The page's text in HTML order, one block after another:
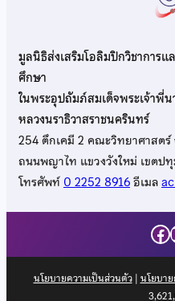
มูลนิธิส่งเสริมโอลิมปิกวิชาการ
ศึกษา
ในพระอุปถัมภ์สมเด็จพระเจ้าพี่
หลวงนราธิวาสราชนครินทร์
254 ตึกเคมี 2 คณะวิทยาศาสต
ถนนพญาไท แขวงวังใหม่ เขตป
โทรศัพท์0 2252 8916อีเมล
นโยบายความเป็นส่วนตัว| นโยบา